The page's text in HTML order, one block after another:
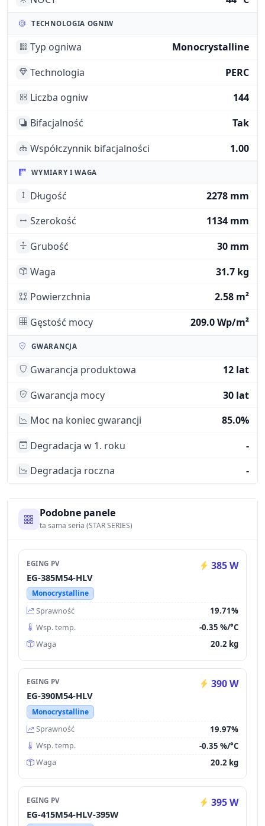
TECHNOLOGIA OGNIW
Typ ogniwa
Monocrystalline
Technologia
PERC
Liczba ogniw
144
Bifacjalność
Tak
Współczynnik bifacjalności
1.00
WYMIARY I WAGA
Długość
2278 mm
Szerokość
1134 mm
Grubość
30 mm
Waga
31.7 kg
Powierzchnia
2.58 m²
Gęstość mocy
209.0 Wp/m²
GWARANCJA
Gwarancja produktowa
12 lat
Gwarancja mocy
30 lat
Moc na koniec gwarancji
85.0%
Degradacja w 1. roku
-
Degradacja roczna
-
Podobne panele
ta sama seria (STAR SERIES)
EGING PV 385 W
EG-385M54-HLV
Monocrystalline
Sprawność
19.71%
Wsp. temp. -0.35 %/°C
Waga 20.2 kg
EGING PV 390 W
EG-390M54-HLV
Monocrystalline
Sprawność
19.97%
Wsp. temp. -0.35 %/°C
Waga 20.2 kg
EGING PV 395 W
EG-415M54-HLV-395W